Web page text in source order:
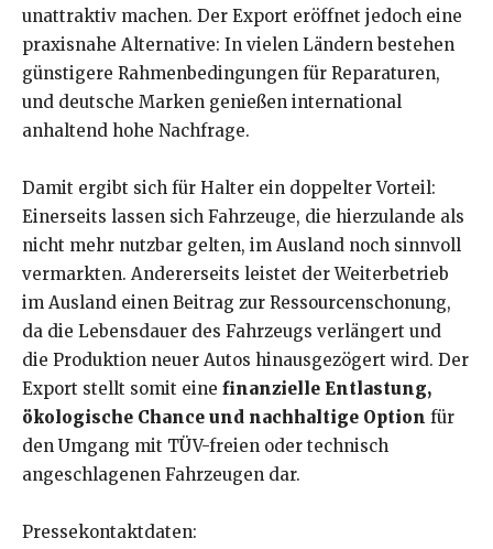
unattraktiv machen. Der Export eröffnet jedoch eine
praxisnahe Alternative: In vielen Ländern bestehen
günstigere Rahmenbedingungen für Reparaturen,
und deutsche Marken genießen international
anhaltend hohe Nachfrage.
Damit ergibt sich für Halter ein doppelter Vorteil:
Einerseits lassen sich Fahrzeuge, die hierzulande als
nicht mehr nutzbar gelten, im Ausland noch sinnvoll
vermarkten. Andererseits leistet der Weiterbetrieb
im Ausland einen Beitrag zur Ressourcenschonung,
da die Lebensdauer des Fahrzeugs verlängert und
die Produktion neuer Autos hinausgezögert wird. Der
Export stellt somit eine finanzielle Entlastung,
ökologische Chance und nachhaltige Option für
den Umgang mit TÜV-freien oder technisch
angeschlagenen Fahrzeugen dar.
Pressekontaktdaten: